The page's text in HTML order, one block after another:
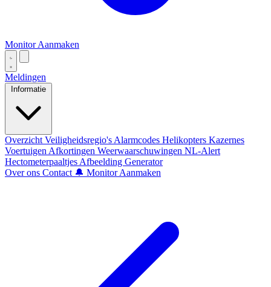
Monitor Aanmaken
Meldingen
Informatie
Overzicht Veiligheidsregio's Alarmcodes Helikopters Kazernes
Voertuigen Afkortingen Weerwaarschuwingen NL-Alert
Hectometerpaaltjes Afbeelding Generator
Over ons Contact 🔔 Monitor Aanmaken